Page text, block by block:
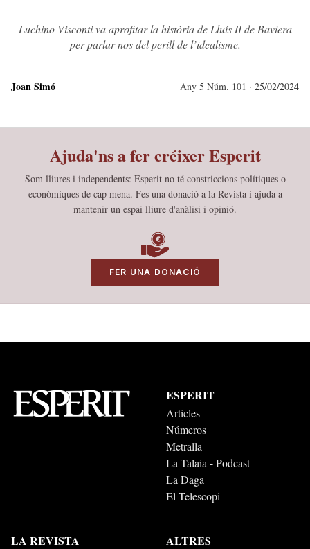
Luchino Visconti va aprofitar la història de Lluís II de Baviera
per parlar-nos del perill de l’idealisme.
Joan Simó Any 5 Núm. 101 · 25/02/2024
Ajuda'ns a fer créixer Esperit
Som lliures i independents: Esperit no té constriccions polítiques o
econòmiques de cap mena. Fes una donació a la Revista i ajuda a
mantenir un espai lliure d'anàlisi i opinió.
FER UNA DONACIÓ
ESPERIT
Articles
Números
Metralla
La Talaia - Podcast
La Daga
El Telescopi
LA REVISTA ALTRES